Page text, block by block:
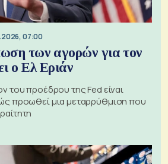
07:00
των αγορών για τον
ο Ελ Εριάν
του προέδρου της Fed είναι
προωθεί μια μεταρρύθμιση που